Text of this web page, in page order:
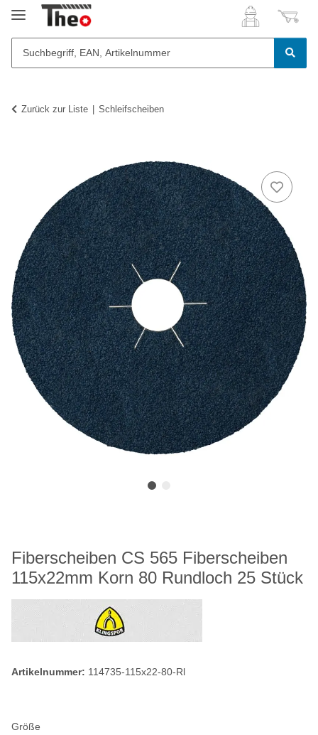
Zurück zur Liste Schleifscheiben
Fiberscheiben CS 565 Fiberscheiben
115x22mm Korn 80 Rundloch 25 Stück
Artikelnummer: 114735-115x22-80-Rl
Größe